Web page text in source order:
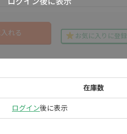
れる お気に入りに登録
在庫数
ログイン後に表示